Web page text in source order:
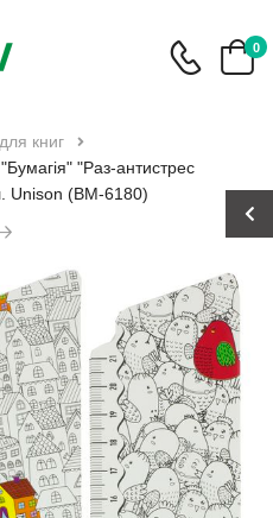
0
книг
"Раз-антистрес
Unison (ВМ-6180)